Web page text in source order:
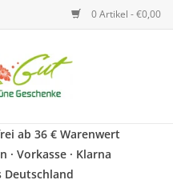
0 Artikel - €0,00
ab 36 € Warenwert
· Vorkasse · Klarna